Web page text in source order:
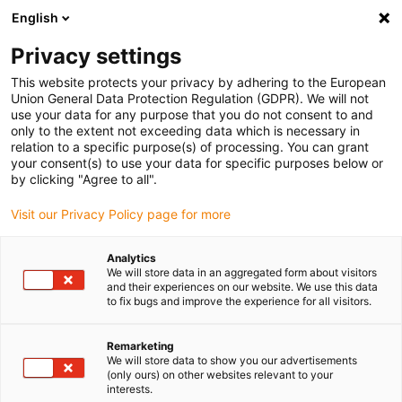
Vyberte místo pro doručení
Výběr stránky země/oblasti může ovlivnit různé faktory
Zobrazit všechna místa
Přejít na www.igus.com
Domovská stránka Nové produkty Hřeben S Více Řetězy
Multi-tiewrap deska
3XXX.ZB.M pro
English
Privacy settings
This website protects your privacy by adhering to the European
Union General Data Protection Regulation (GDPR). We will not
use your data for any purpose that you do not consent to and
only to the extent not exceeding data which is necessary in
relation to a specific purpose(s) of processing. You can grant
your consent(s) to use your data for specific purposes below or
by clicking "Agree to all".
Visit our Privacy Policy page for more
Analytics
We will store data in an aggregated form about visitors
and their experiences on our website. We use this data
to fix bugs and improve the experience for all visitors.
Remarketing
We will store data to show you our advertisements
(only ours) on other websites relevant to your
interests.